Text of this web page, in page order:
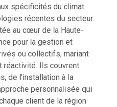
spécificités du climat
récentes du secteur.
au cœur de la Haute-
pour la gestion et
ou collectifs, mariant
réactivité. Ils couvrent
de l’installation à la
personnalisée qui
client de la région